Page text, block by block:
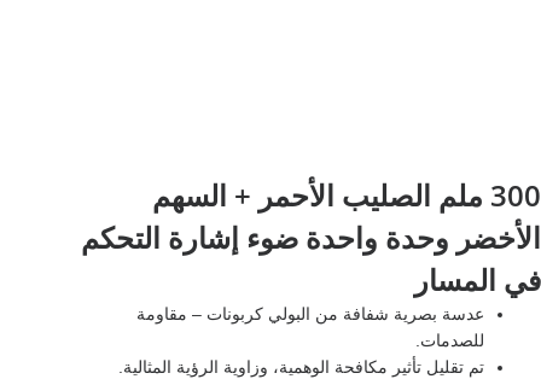
300 ملم الصليب الأحمر + السهم
الأخضر وحدة واحدة ضوء إشارة التحكم
في المسار
عدسة بصرية شفافة من البولي كربونات – مقاومة
للصدمات.
تم تقليل تأثير مكافحة الوهمية، وزاوية الرؤية المثالية.